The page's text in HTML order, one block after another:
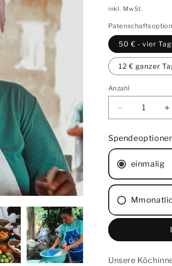
Preis
inkl. MwSt.
50 € - vier
12 € ganzer
Anzahl
Verringere
die
Menge
für
einmalig
Unsere